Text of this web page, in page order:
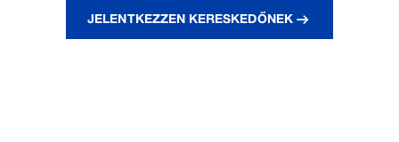
JELENTKEZZEN KERESKEDŐNEK